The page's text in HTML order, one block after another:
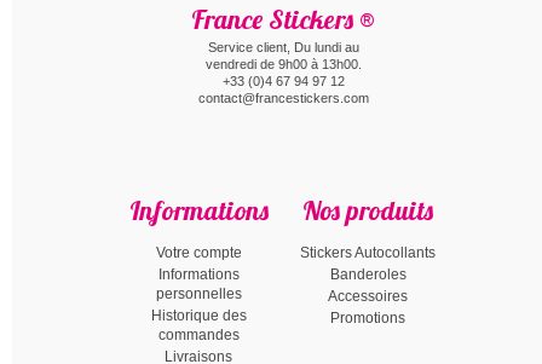
France Stickers ®
Service client, Du lundi au
vendredi de 9h00 à 13h00.
+33 (0)4 67 94 97 12
contact@francestickers.com
Informations
Votre compte
Informations
personnelles
Historique des
commandes
Livraisons
Nos produits
Stickers Autocollants
Banderoles
Accessoires
Promotions